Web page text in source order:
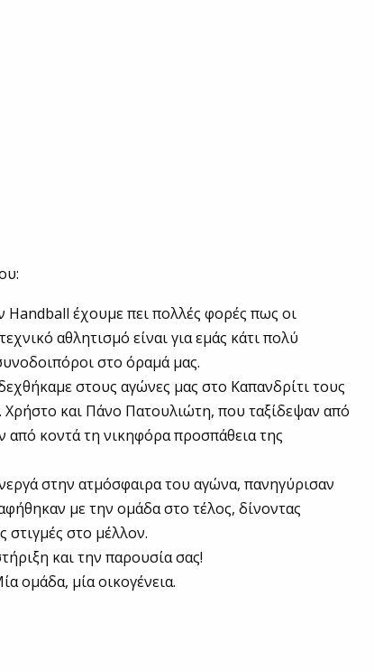
έχουμε πει πολλές φορές πως οι
αθλητισμό είναι για εμάς κάτι πολύ
στο όραμά μας.
στους αγώνες μας στο Καπανδρίτι τους
Χρήστο και Πάνο Πατουλιώτη, που ταξίδεψαν από
από κοντά τη νικηφόρα προσπάθεια της
στην ατμόσφαιρα του αγώνα, πανηγύρισαν
με την ομάδα στο τέλος, δίνοντας
στο μέλλον.
και την παρουσία σας!
ομάδα, μία οικογένεια.